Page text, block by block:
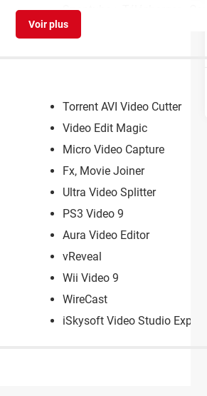
Snaptube
Torrent AVI Video Cutter
Video Edit Magic
Micro Video Capture
Fx, Movie Joiner
Ultra Video Splitter
PS3 Video 9
Aura Video Editor
vReveal
Wii Video 9
WireCast
iSkysoft Video Studio Express